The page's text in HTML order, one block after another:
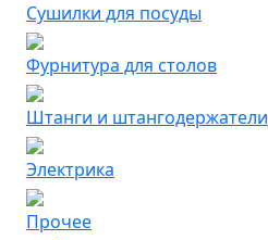
Сушилки для посуды
Фурнитура для столов
Штанги и штангодержатели
Электрика
Прочее